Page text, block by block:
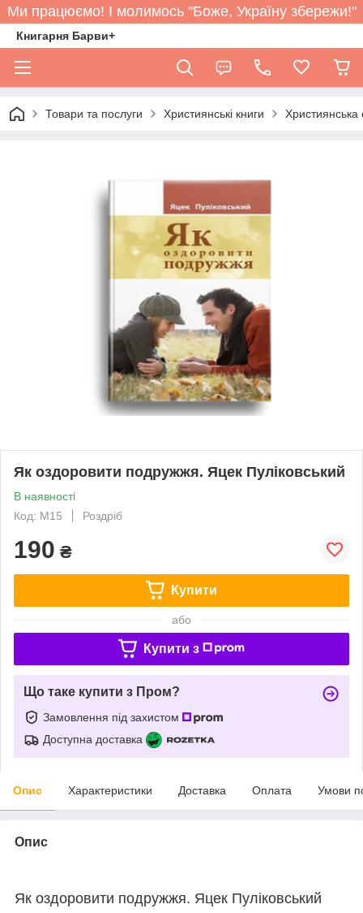
Ми працюємо! І молимось "Боже, Україну збережи!"
Книгарня Барви+
Товари та послуги Християнські книги Християнська
Як оздоровити подружжя. Яцек Пуліковський
В наявності
Код: М15
Роздріб
190 ₴
Купити
або
Купити з
Що таке купити з Пром?
Замовлення під захистом
Доступна доставка
Опис Характеристики Доставка Оплата Умови
Опис
Як оздоровити подружжя. Яцек Пуліковський